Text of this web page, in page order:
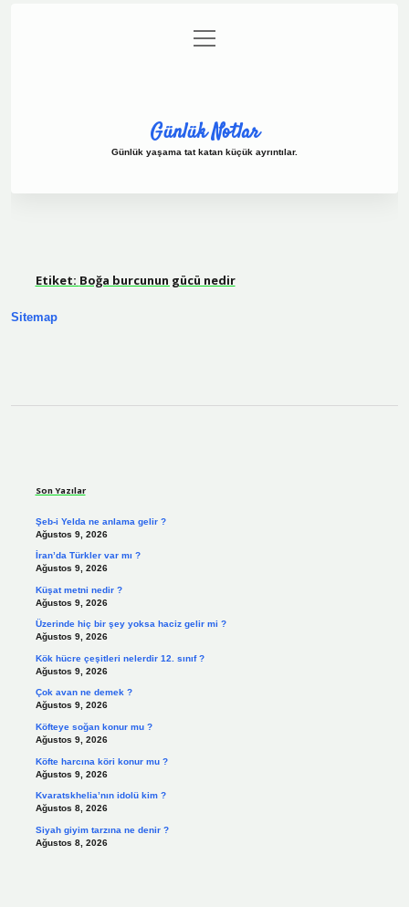
Gizlilik Politikası
menüyü
aç
Günlük Notlar
Günlük yaşama tat katan küçük ayrıntılar.
Etiket: Boğa burcunun gücü nedir
Sitemap
Son Yazılar
Şeb-i Yelda ne anlama gelir ?
Ağustos 9, 2026
İran’da Türkler var mı ?
Ağustos 9, 2026
Küşat metni nedir ?
Ağustos 9, 2026
Üzerinde hiç bir şey yoksa haciz gelir mi ?
Ağustos 9, 2026
Kök hücre çeşitleri nelerdir 12. sınıf ?
Ağustos 9, 2026
Çok avan ne demek ?
Ağustos 9, 2026
Köfteye soğan konur mu ?
Ağustos 9, 2026
Köfte harcına köri konur mu ?
Ağustos 9, 2026
Kvaratskhelia’nın idolü kim ?
Ağustos 8, 2026
Siyah giyim tarzına ne denir ?
Ağustos 8, 2026